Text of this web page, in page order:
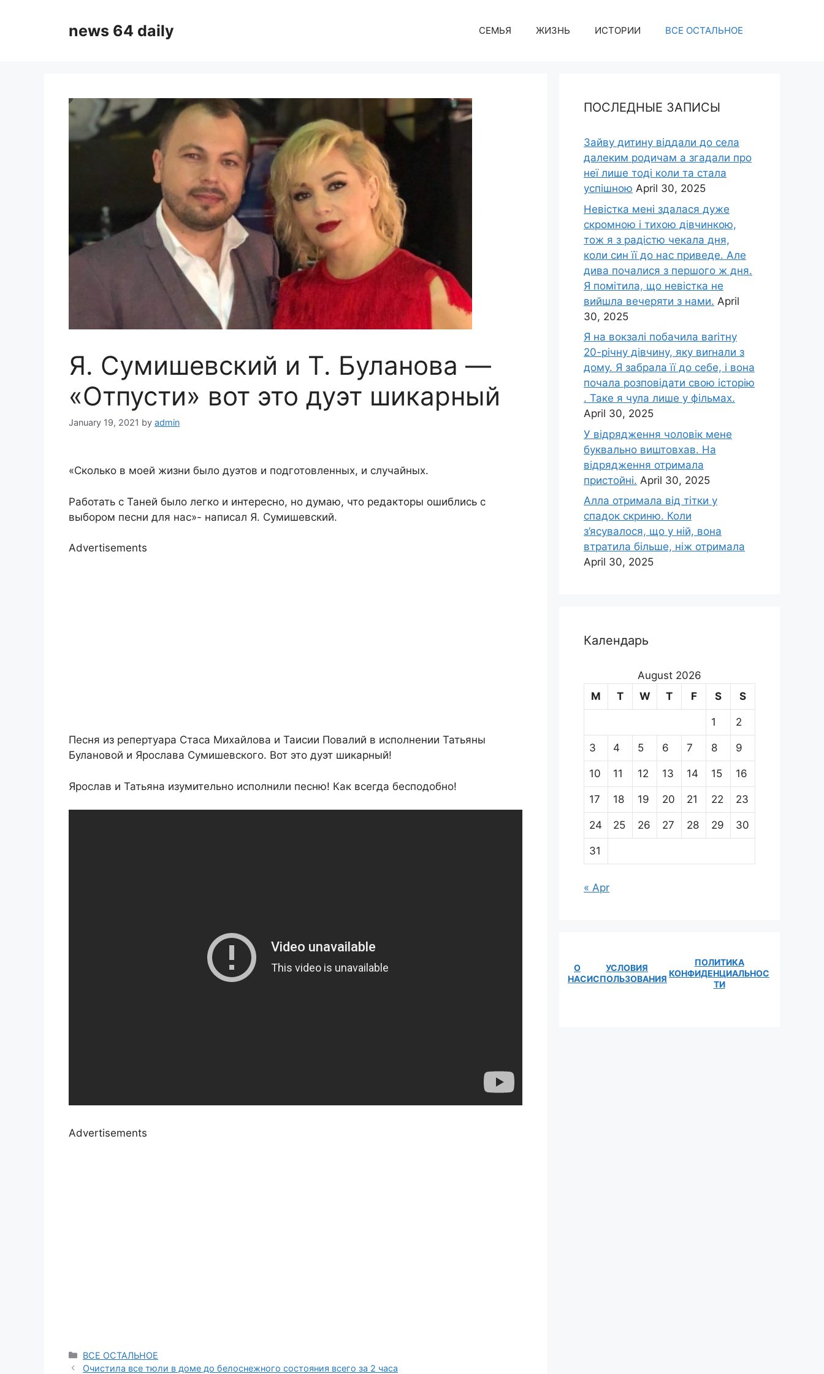
news 64 daily СЕМЬЯ ЖИЗНЬ ИСТОРИИ ВСЕ ОСТАЛЬНОЕ
Я. Сумишевский и Т. Буланова —
«Отпусти» вот это дуэт шикарный
January 19, 2021 by admin
«Сколько в моей жизни было дуэтов и подготовленных, и случайных.
Работать с Таней было легко и интересно, но думаю, что редакторы ошиблись с
выбором песни для нас»- написал Я. Сумишевский.
Advertisements
Песня из репертуара Стаса Михайлова и Таисии Повалий в исполнении Татьяны
Булановой и Ярослава Сумишевского. Вот это дуэт шикарный!
Ярослав и Татьяна изумительно исполнили песню! Как всегда бесподобно!
Advertisements
Categories
ВСЕ ОСТАЛЬНОЕ
Очистила все тюли в доме до белоснежного состояния всего за 2 часа
ПОСЛЕДНЫЕ ЗАПИСЫ
Зайву дитину віддали до села
далеким родичам а згадали про
неї лише тоді коли та стала
успішною April 30, 2025
Невістка мені здалася дуже
скромною і тихою дівчинкою,
тож я з радістю чекала дня,
коли син її до нас приведе. Але
дива почалися з першого ж дня.
Я помітила, що невістка не
вийшла вечеряти з нами. April
30, 2025
Я на вокзалі побачила ваrітну
20-річну дівчину, яку виrнали з
дому. Я забрала її до себе, і вона
почала розповідати свою історію
. Таке я чула лише у фільмах.
April 30, 2025
У відрядження чоловік мене
буквально виштовхав. На
відрядження отримала
пристойні. April 30, 2025
Алла отримала від тітки у
спадок скриню. Коли
з’ясувалося, що у ній, вона
втратила більше, ніж отримала
April 30, 2025
Календарь
August 2026
M
T W T F S S
1 2
3 4 5 6 7 8 9
10 11 12 13 14 15 16
17 18 19 20 21 22 23
24 25 26 27 28 29 30
31
« Apr
О
НАС
УСЛОВИЯ
ИСПОЛЬЗОВАНИЯ
ПОЛИТИКА
КОНФИДЕНЦИАЛЬНОС
ТИ